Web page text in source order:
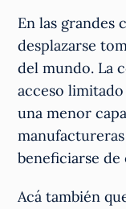
En las grandes
desplazarse
del mundo. La
acceso
una menor
beneficiarse de
Acá también